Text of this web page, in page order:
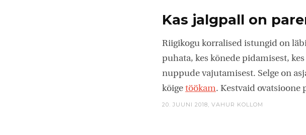
Kas jalgpall on
Riigikogu korralised istungid on
puhata, kes kõnede pidamisest,
nuppude vajutamisest. Selge on
kõige töökam. Kestvaid ovatsioone
20. JUUNI 2018, VAHUR KOLLOM